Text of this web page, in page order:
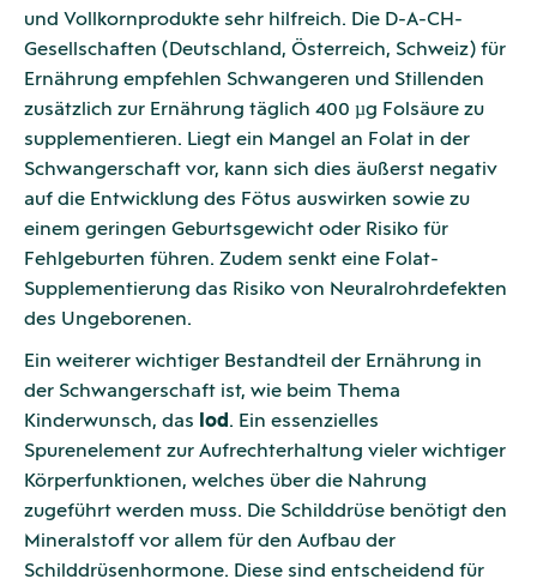
und Vollkornprodukte sehr hilfreich. Die D-A-CH-
Gesellschaften (Deutschland, Österreich, Schweiz) für
Ernährung empfehlen Schwangeren und Stillenden
zusätzlich zur Ernährung täglich 400 µg Folsäure zu
supplementieren. Liegt ein Mangel an Folat in der
Schwangerschaft vor, kann sich dies äußerst negativ
auf die Entwicklung des Fötus auswirken sowie zu
einem geringen Geburtsgewicht oder Risiko für
Fehlgeburten führen. Zudem senkt eine Folat-
Supplementierung das Risiko von Neuralrohrdefekten
des Ungeborenen.
Ein weiterer wichtiger Bestandteil der Ernährung in
der Schwangerschaft ist, wie beim Thema
Kinderwunsch, das
Iod . Ein essenzielles
Spurenelement zur Aufrechterhaltung vieler wichtiger
Körperfunktionen, welches über die Nahrung
zugeführt werden muss. Die Schilddrüse benötigt den
Mineralstoff vor allem für den Aufbau der
Schilddrüsenhormone. Diese sind entscheidend für